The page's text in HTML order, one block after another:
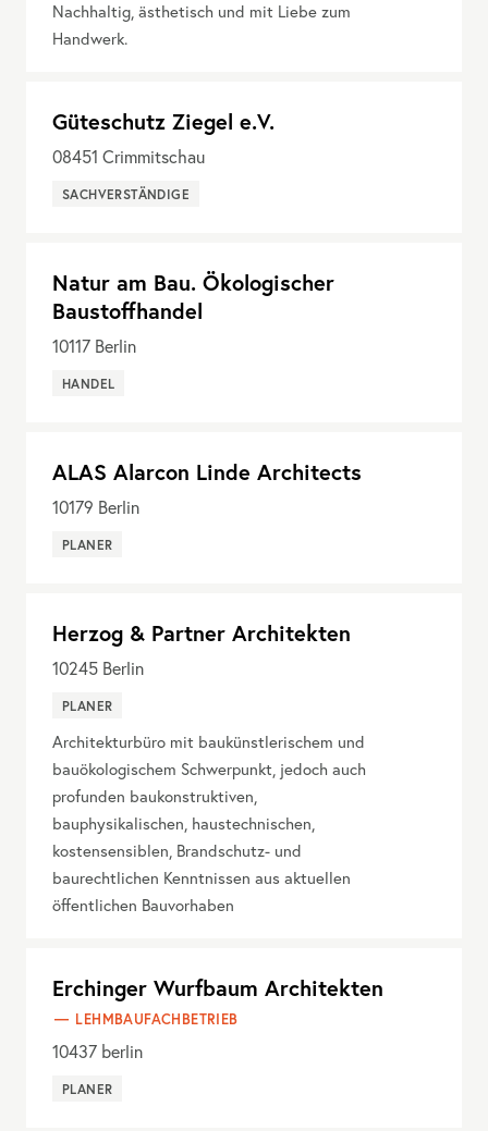
Nachhaltig, ästhetisch und mit Liebe zum
Handwerk.
Güteschutz Ziegel e.V.
08451 Crimmitschau
SACHVERSTÄNDIGE
Natur am Bau. Ökologischer
Baustoffhandel
10117 Berlin
HANDEL
ALAS Alarcon Linde Architects
10179 Berlin
PLANER
Herzog & Partner Architekten
10245 Berlin
PLANER
Architekturbüro mit baukünstlerischem und
bauökologischem Schwerpunkt, jedoch auch
profunden baukonstruktiven,
bauphysikalischen, haustechnischen,
kostensensiblen, Brandschutz- und
baurechtlichen Kenntnissen aus aktuellen
öffentlichen Bauvorhaben
Erchinger Wurfbaum Architekten
LEHMBAUFACHBETRIEB
10437 berlin
PLANER